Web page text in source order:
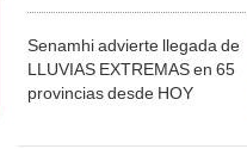
Senamhi advierte llegada de
LLUVIAS EXTREMAS en 65
provincias desde HOY